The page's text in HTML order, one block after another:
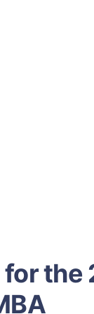
for the